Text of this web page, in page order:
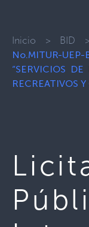
Inicio > BID
No.MITUR-
“SERVICIOS
RECREATIVOS